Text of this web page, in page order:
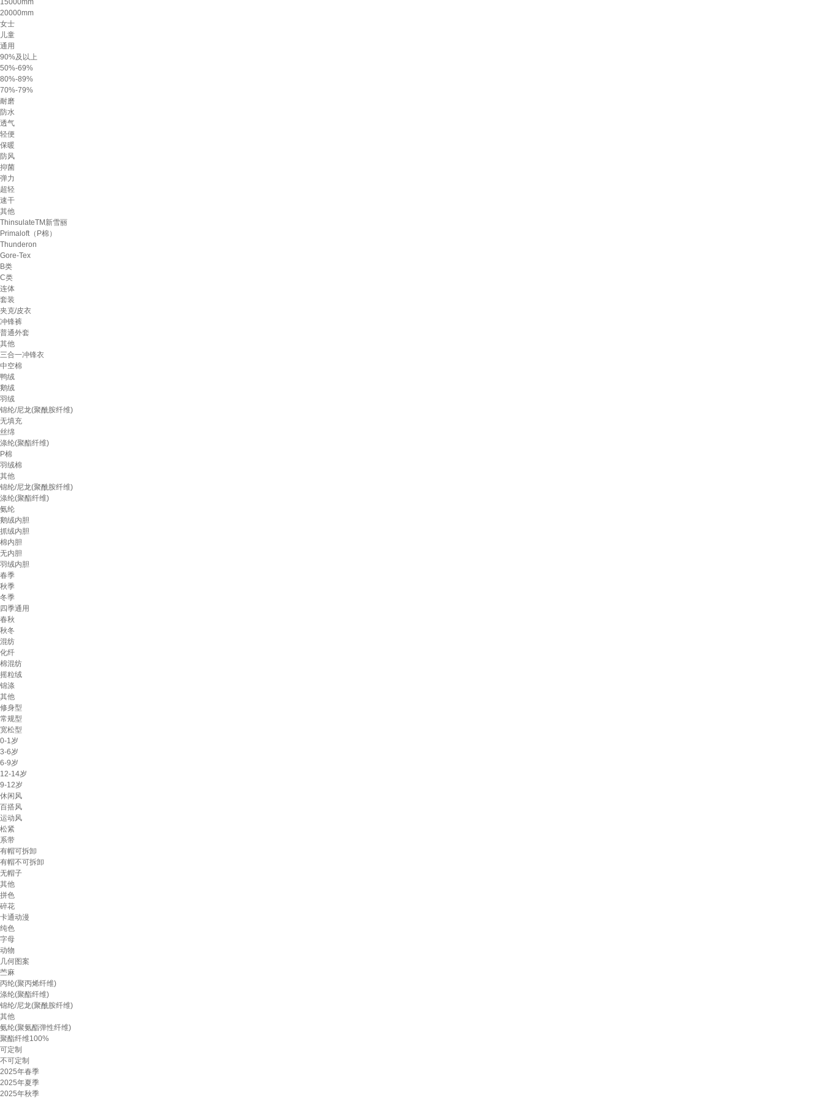
15000mm
20000mm
女士
儿童
通用
90%及以上
50%-69%
80%-89%
70%-79%
耐磨
防水
透气
轻便
保暖
防风
抑菌
弹力
超轻
速干
其他
ThinsulateTM新雪丽
Primaloft（P棉）
Thunderon
Gore-Tex
B类
C类
连体
套装
夹克/皮衣
冲锋裤
普通外套
其他
三合一冲锋衣
中空棉
鸭绒
鹅绒
羽绒
锦纶/尼龙(聚酰胺纤维)
无填充
丝绵
涤纶(聚酯纤维)
P棉
羽绒棉
其他
锦纶/尼龙(聚酰胺纤维)
涤纶(聚酯纤维)
氨纶
鹅绒内胆
抓绒内胆
棉内胆
无内胆
羽绒内胆
春季
秋季
冬季
四季通用
春秋
秋冬
混纺
化纤
棉混纺
摇粒绒
锦涤
其他
修身型
常规型
宽松型
0-1岁
3-6岁
6-9岁
12-14岁
9-12岁
休闲风
百搭风
运动风
松紧
系带
有帽可拆卸
有帽不可拆卸
无帽子
其他
拼色
碎花
卡通动漫
纯色
字母
动物
几何图案
苎麻
丙纶(聚丙烯纤维)
涤纶(聚酯纤维)
锦纶/尼龙(聚酰胺纤维)
其他
氨纶(聚氨酯弹性纤维)
聚酯纤维100%
可定制
不可定制
2025年春季
2025年夏季
2025年秋季